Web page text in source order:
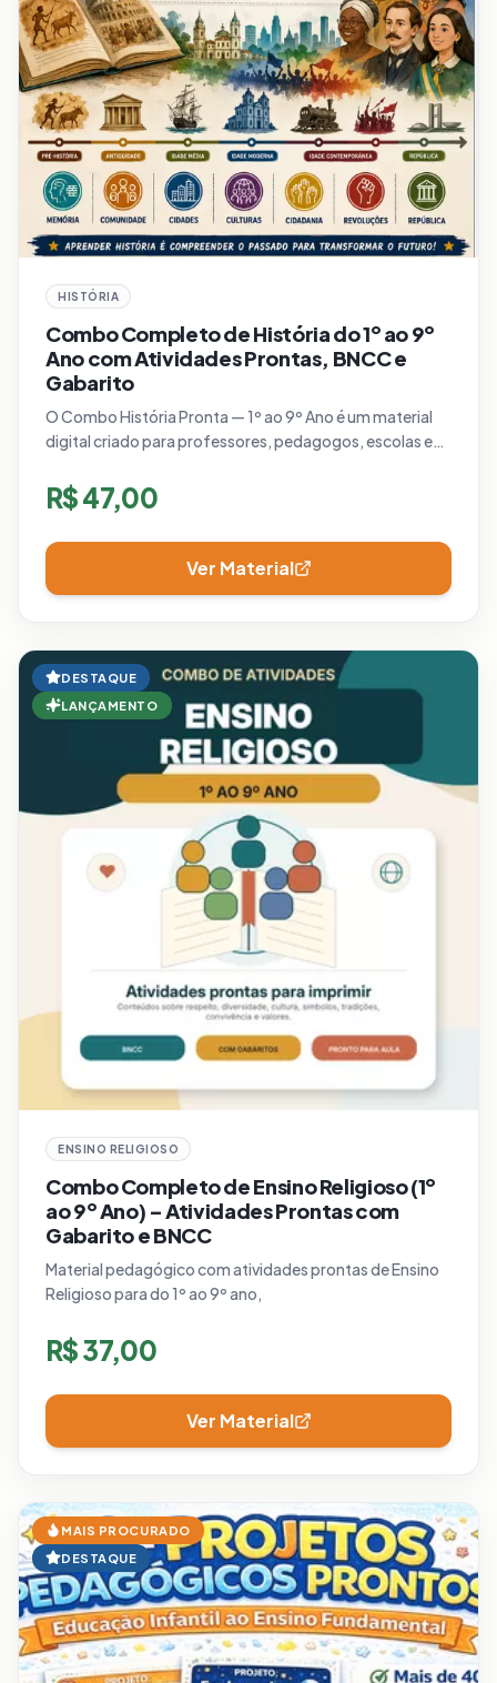
HISTÓRIA
Combo Completo de História do 1º ao 9º
Ano com Atividades Prontas, BNCC e
Gabarito
O Combo História Pronta — 1º ao 9º Ano é um material
digital criado para professores, pedagogos, escolas e
para imprimir.
R$47,00
Ver Material
DESTAQUE
LANÇAMENTO
ENSINO RELIGIOSO
Combo Completo de Ensino Religioso (1º
ao 9º Ano) – Atividades Prontas com
Gabarito e BNCC
Material pedagógico com atividades prontas de Ensino
Religioso para do 1º ao 9º ano,
R$37,00
Ver Material
MAIS PROCURADO
DESTAQUE